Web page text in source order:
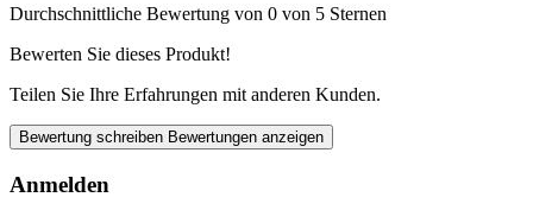
Durchschnittliche Bewertung von 0 von 5 Sternen
Bewerten Sie dieses Produkt!
Teilen Sie Ihre Erfahrungen mit anderen Kunden.
Bewertung schreiben Bewertungen anzeigen
Anmelden